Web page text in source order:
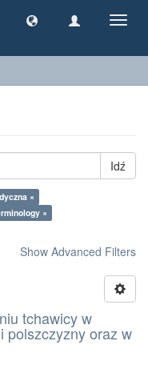
Idź
×
×
Show Advanced Filters
tchawicy w
polszczyzny oraz w